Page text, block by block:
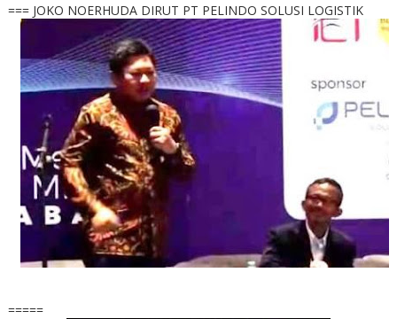
=== JOKO NOERHUDA DIRUT PT PELINDO SOLUSI LOGISTIK
=====